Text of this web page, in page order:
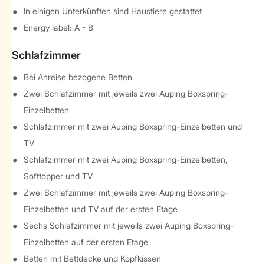
In einigen Unterkünften sind Haustiere gestattet
Energy label: A - B
Schlafzimmer
Bei Anreise bezogene Betten
Zwei Schlafzimmer mit jeweils zwei Auping Boxspring-
Einzelbetten
Schlafzimmer mit zwei Auping Boxspring-Einzelbetten und
TV
Schlafzimmer mit zwei Auping Boxspring-Einzelbetten,
Softtopper und TV
Zwei Schlafzimmer mit jeweils zwei Auping Boxspring-
Einzelbetten und TV auf der ersten Etage
Sechs Schlafzimmer mit jeweils zwei Auping Boxspring-
Einzelbetten auf der ersten Etage
Betten mit Bettdecke und Kopfkissen